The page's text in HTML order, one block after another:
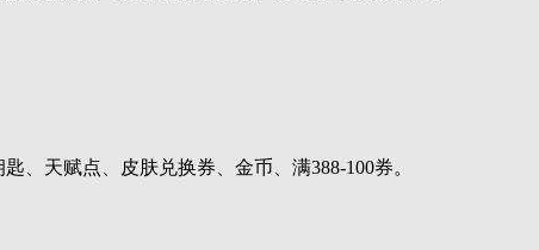
、天赋点、皮肤兑换券、金币、满388-100券。